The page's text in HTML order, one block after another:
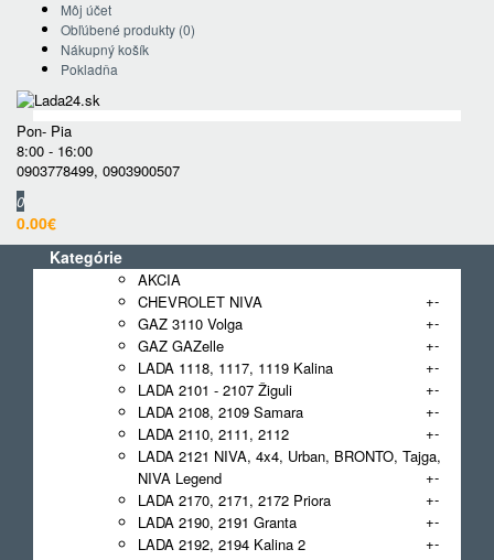
Môj účet
Obľúbené produkty (0)
Nákupný košík
Pokladňa
Pon- Pia
8:00 - 16:00
0903778499, 0903900507
0
0.00€
Kategórie
AKCIA
CHEVROLET NIVA
+-
GAZ 3110 Volga
+-
GAZ GAZelle
+-
LADA 1118, 1117, 1119 Kalina
+-
LADA 2101 - 2107 Žiguli
+-
LADA 2108, 2109 Samara
+-
LADA 2110, 2111, 2112
+-
LADA 2121 NIVA, 4x4, Urban, BRONTO, Tajga,
NIVA Legend
+-
LADA 2170, 2171, 2172 Priora
+-
LADA 2190, 2191 Granta
+-
LADA 2192, 2194 Kalina 2
+-